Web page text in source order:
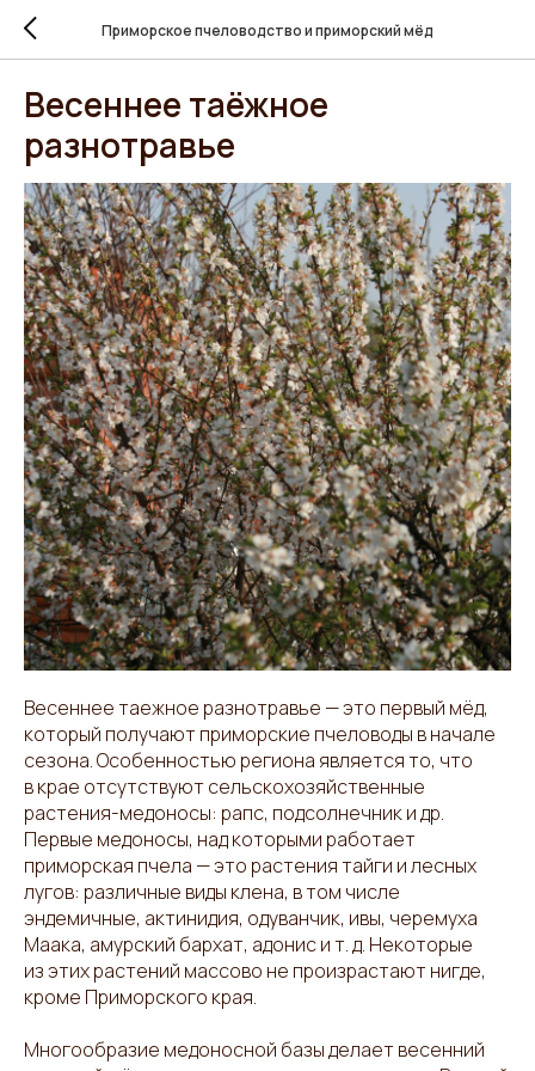
Приморское пчеловодство и приморский мёд
Весеннее таёжное
разнотравье
Весеннее таежное разнотравье — это первый мёд,
который получают приморские пчеловоды в начале
сезона. Особенностью региона является то, что
в крае отсутствуют сельскохозяйственные
растения-медоносы: рапс, подсолнечник и др.
Первые медоносы, над которыми работает
приморская пчела — это растения тайги и лесных
лугов: различные виды клена, в том числе
эндемичные, актинидия, одуванчик, ивы, черемуха
Маака, амурский бархат, адонис и т. д. Некоторые
из этих растений массово не произрастают нигде,
кроме Приморского края.
Многообразие медоносной базы делает весенний